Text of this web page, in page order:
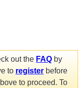
out the FAQ by
to register before
to proceed. To